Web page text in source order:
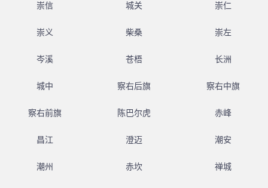
崇信 城关 崇仁
崇义 柴桑 崇左
岑溪 苍梧 长洲
城中 察右后旗 察右中旗
察右前旗 陈巴尔虎 赤峰
昌江 澄迈 潮安
潮州 赤坎 禅城